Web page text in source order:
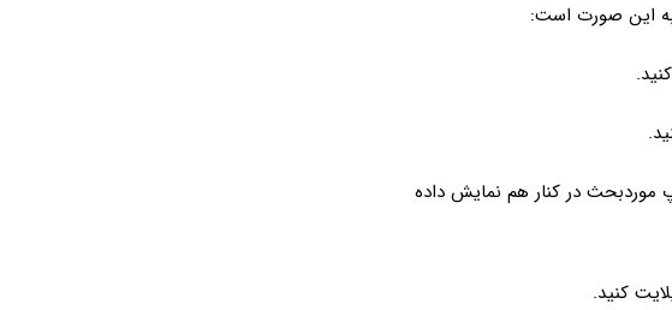
موردبحث در کنار هم نمایش داده
کنید.